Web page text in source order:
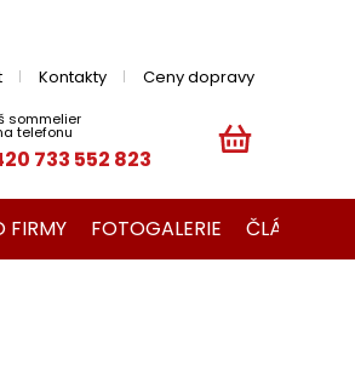
733 552 823
Kontakty Ceny dopravy
KOŠÍK
FIRMY FOTOGALERIE ČLÁNKY O